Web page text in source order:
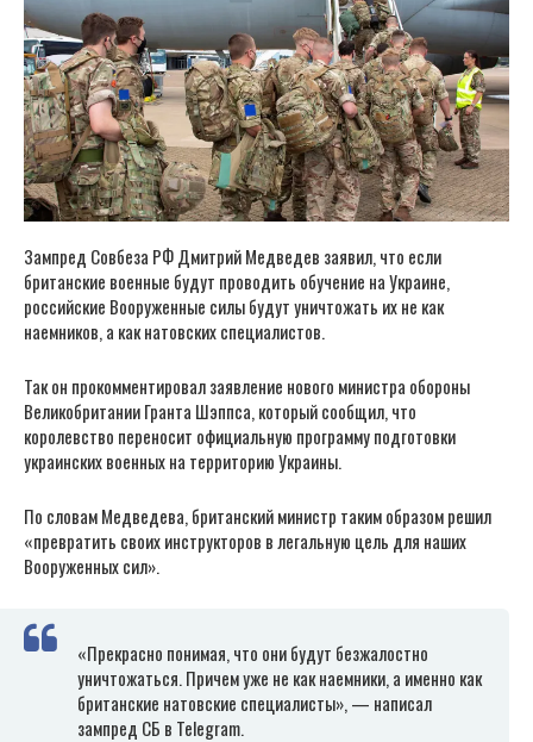
Зампред Совбеза РФ Дмитрий Медведев заявил, что если
британские военные будут проводить обучение на Украине,
российские Вооруженные силы будут уничтожать их не как
наемников, а как натовских специалистов.
Так он прокомментировал заявление нового министра обороны
Великобритании Гранта Шэппса, который сообщил, что
королевство переносит официальную программу подготовки
украинских военных на территорию Украины.
По словам Медведева, британский министр таким образом решил
«превратить своих инструкторов в легальную цель для наших
Вооруженных сил».
«Прекрасно понимая, что они будут безжалостно
уничтожаться. Причем уже не как наемники, а именно как
британские натовские специалисты», — написал
зампред СБ в Telegram.